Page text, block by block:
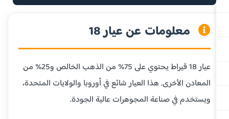
معلومات عن عيار 18
عيار 18 قيراط يحتوي على 75% من الذهب الخالص و25% من
المعادن الأخرى. هذا العيار شائع في أوروبا والولايات المتحدة،
ويستخدم في صناعة المجوهرات عالية الجودة.